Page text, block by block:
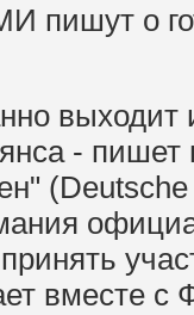
пишут о
выходит
- пишет
вместе с